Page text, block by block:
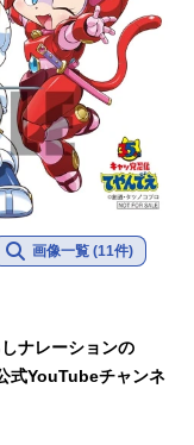
画像一覧 (11件)
ナレーションの
式YouTubeチャンネ